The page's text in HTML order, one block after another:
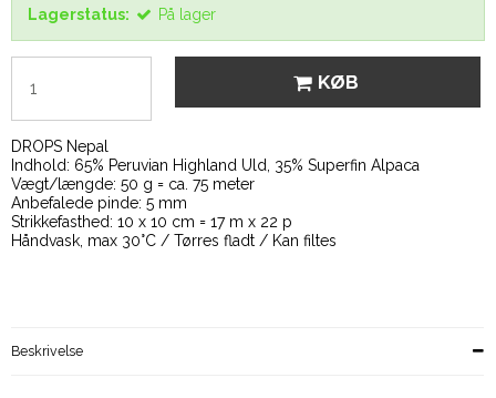
Lagerstatus: På lager
KØB
DROPS Nepal
Indhold: 65% Peruvian Highland Uld, 35% Superfin Alpaca
Vægt/længde: 50 g = ca. 75 meter
Anbefalede pinde: 5 mm
Strikkefasthed: 10 x 10 cm = 17 m x 22 p
Håndvask, max 30°C / Tørres fladt / Kan filtes
Beskrivelse